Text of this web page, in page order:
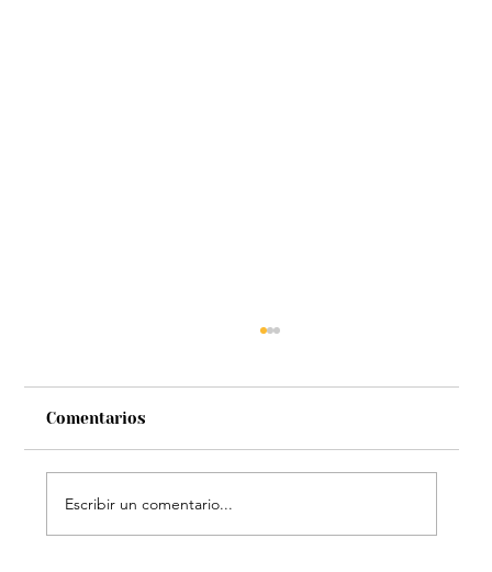
Comentarios
Escribir un comentario...